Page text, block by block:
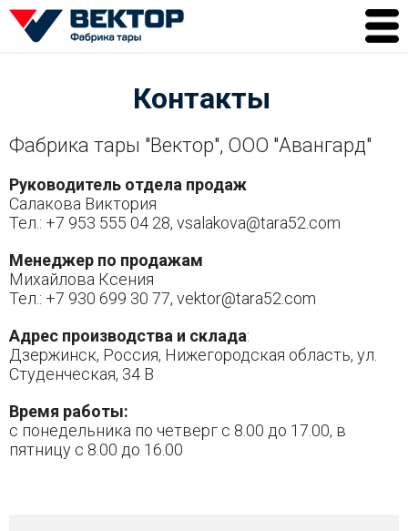
Качество
Доставка
Контакты
Контакты
Фабрика тары "Вектор", ООО "Авангард"
Руководитель отдела продаж
Салакова Виктория
Тел.: +7 953 555 04 28, vsalakova@tara52.com
Менеджер по продажам
Михайлова Ксения
Тел.: +7 930 699 30 77, vektor@tara52.com
Адрес производства и склада:
Дзержинск, Россия, Нижегородская область, ул.
Студенческая, 34 В
Время работы:
с понедельника по четверг с 8.00 до 17.00, в
пятницу с 8.00 до 16.00